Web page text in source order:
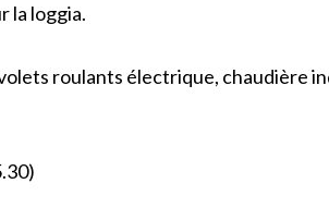
la loggia.
roulants électrique, chaudière